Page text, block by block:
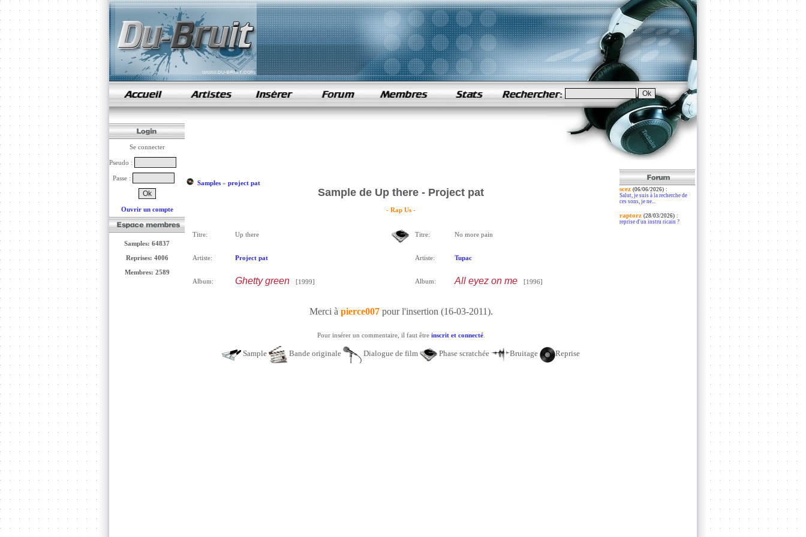
samples de rap
Se connecter
Pseudo :
Passe :
Ouvrir un compte
Samples: 64837
Reprises: 4006
Membres: 2589
Samples» project pat
Sample de Up there - Project pat
- Rap Us -
Titre: Up there
Artiste: Project pat
Album: Ghetty green [1999]
Titre: No more pain
Artiste: Tupac
Album: All eyez on me [1996]
Merci à pierce007pour l'insertion (16-03-2011).
Pour insérer un commentaire, il faut être inscrit et connecté.
Sample Bande originale Dialogue de film Phase scratchée Bruitage Reprise
scez (06/06/2026):
Salut, je suis à la recherche de
ces sons, je ne...
raptorz (28/03/2026):
reprise d'un instru ricain ?